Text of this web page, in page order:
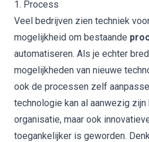
1. Process
Veel bedrijven zien techniek
mogelijkheid om bestaande
automatiseren. Als je echter
mogelijkheden van nieuwe
ook de processen zelf
technologie kan al aanwezig zijn
organisatie, maar ook
toegankelijker is geworden.